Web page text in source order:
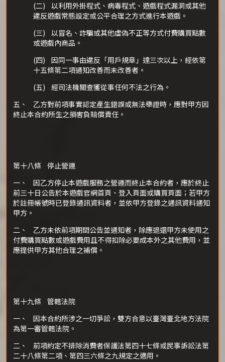
(二) 以利用外掛程式、病毒程式、遊戲程式漏洞或其他
違反遊戲常態設定或公平合理之方式進行本遊戲。
(三) 以冒名、詐騙或其他虛偽不正等方式付費購買點數
或遊戲內商品。
(四) 因同一事由違反「用戶規章」達三次以上，經依第
十五條第二項通知改善而未改善者。
(五) 經司法機關查獲從事任何不法之行為。
五、 乙方對前項事實認定產生錯誤或無法舉證時，應對甲方因
終止本合約所生之損害負賠償責任。
第十八條 停止營運
一、 因乙方停止本遊戲服務之營運而終止本合約者，應於終止
前三十日公告於本遊戲官網首頁、登入頁面或購買頁面；若甲方
於註冊帳號時已登錄通訊資料者，並依甲方登錄之通訊資料通知
甲方。
二、 乙方未依前項期間公告並通知者，除應退還甲方未使用之
付費購買點數或遊戲費用且不得扣除必要成本外之其他費用，並
應提供甲方其他合理之補償。
第十九條 管轄法院
一、 因本合約所涉之一切爭訟，雙方合意以臺灣臺北地方法院
為第一審管轄法院。
二、 前項約定不排除消費者保護法第四十七條或民事訴訟法第
二十八條第二項、第四三六條之九規定之適用。